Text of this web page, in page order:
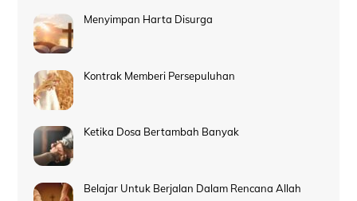
Menyimpan Harta Disurga
Kontrak Memberi Persepuluhan
Ketika Dosa Bertambah Banyak
Belajar Untuk Berjalan Dalam Rencana Allah